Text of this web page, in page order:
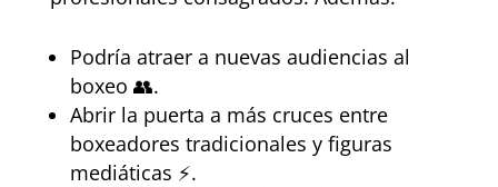
Podría atraer a nuevas audiencias al
boxeo 👥.
Abrir la puerta a más cruces entre
boxeadores tradicionales y figuras
mediáticas ⚡.